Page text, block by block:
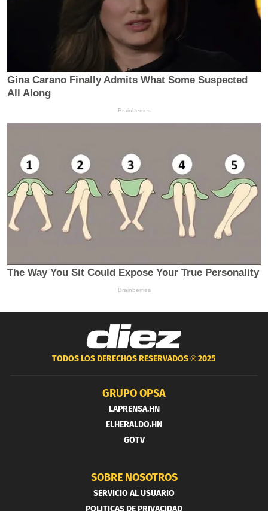
TODOS LOS DERECHOS RESERVADOS ®2025
GRUPO OPSA
LAPRENSA.HN
ELHERALDO.HN
GOTV
SOBRE NOSOTROS
SERVICIO AL USUARIO
POLITICAS DE PRIVACIDAD